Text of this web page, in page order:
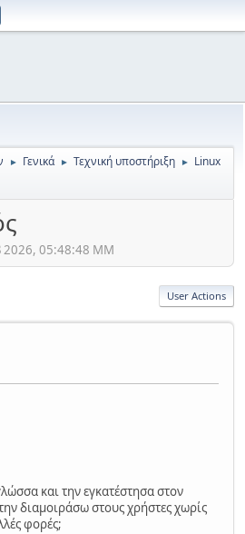
► Γενικά ► Τεχνική υποστήριξη ► Linux
2026, 05:48:48 ΜΜ
User Actions
και την εγκατέστησα στον
διαμοιράσω στους χρήστες χωρίς
φορές;